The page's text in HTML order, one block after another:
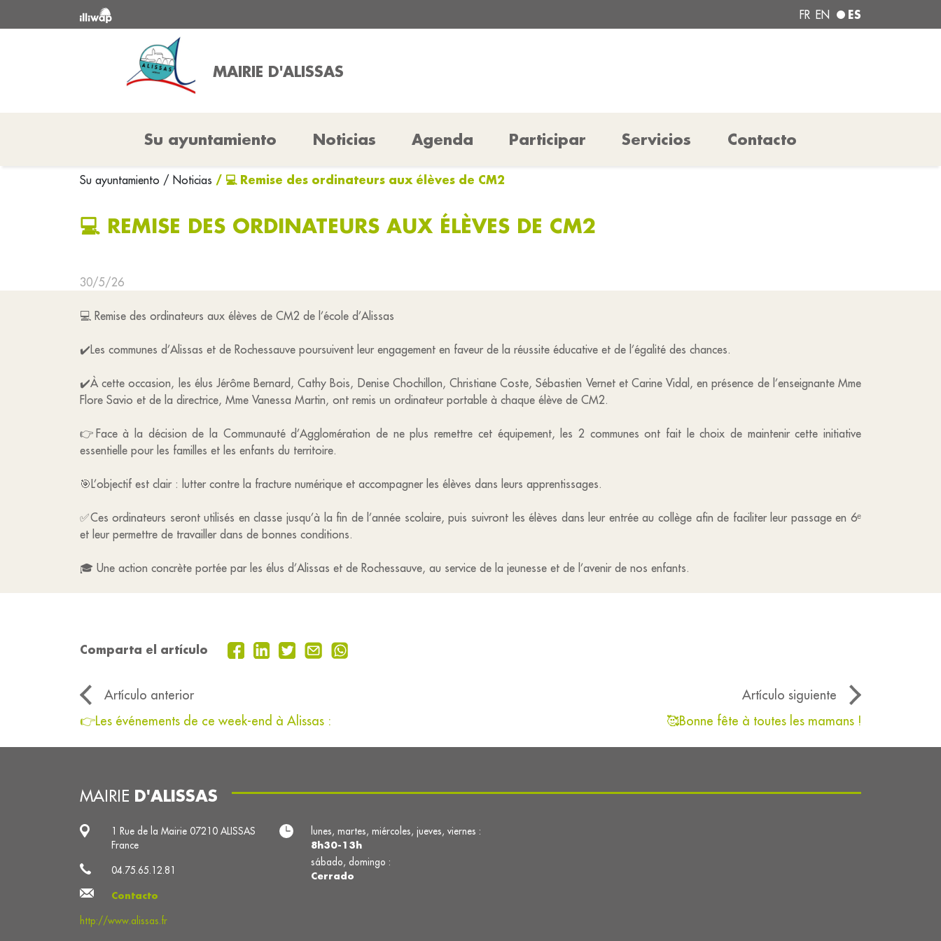
FR EN ES
MAIRIE D'ALISSAS
Su ayuntamiento Noticias Agenda Participar Servicios Contacto
Su ayuntamiento / Noticias / 💻 Remise des ordinateurs aux élèves de CM2
💻 REMISE DES ORDINATEURS AUX ÉLÈVES DE CM2
30/5/26
💻 Remise des ordinateurs aux élèves de CM2 de l’école d’Alissas
✔️Les communes d’Alissas et de Rochessauve poursuivent leur engagement en faveur de la réussite éducative et de l’égalité des chances.
✔️À cette occasion, les élus Jérôme Bernard, Cathy Bois, Denise Chochillon, Christiane Coste, Sébastien Vernet et Carine Vidal, en présence de l’enseignante Mme
Flore Savio et de la directrice, Mme Vanessa Martin, ont remis un ordinateur portable à chaque élève de CM2.
👉Face à la décision de la Communauté d’Agglomération de ne plus remettre cet équipement, les 2 communes ont fait le choix de maintenir cette initiative
essentielle pour les familles et les enfants du territoire.
🎯L’objectif est clair : lutter contre la fracture numérique et accompagner les élèves dans leurs apprentissages.
✅Ces ordinateurs seront utilisés en classe jusqu’à la fin de l’année scolaire, puis suivront les élèves dans leur entrée au collège afin de faciliter leur passage en 6ᵉ
et leur permettre de travailler dans de bonnes conditions.
🎓 Une action concrète portée par les élus d’Alissas et de Rochessauve, au service de la jeunesse et de l’avenir de nos enfants.
Comparta el artículo
Artículo anterior
Artículo siguiente
👉Les événements de ce week-end à Alissas :
🥰Bonne fête à toutes les mamans !
MAIRIE D'ALISSAS
1 Rue de la Mairie 07210 ALISSAS
France
04.75.65.12.81
Contacto
http://www.alissas.fr
lunes, martes, miércoles, jueves, viernes :
8h30-13h
sábado, domingo :
Cerrado